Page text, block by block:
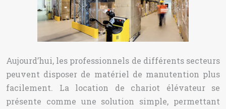
Aujourd’hui, les professionnels de différents secteurs
peuvent disposer de matériel de manutention plus
facilement. La location de chariot élévateur se
présente comme une solution simple, permettant